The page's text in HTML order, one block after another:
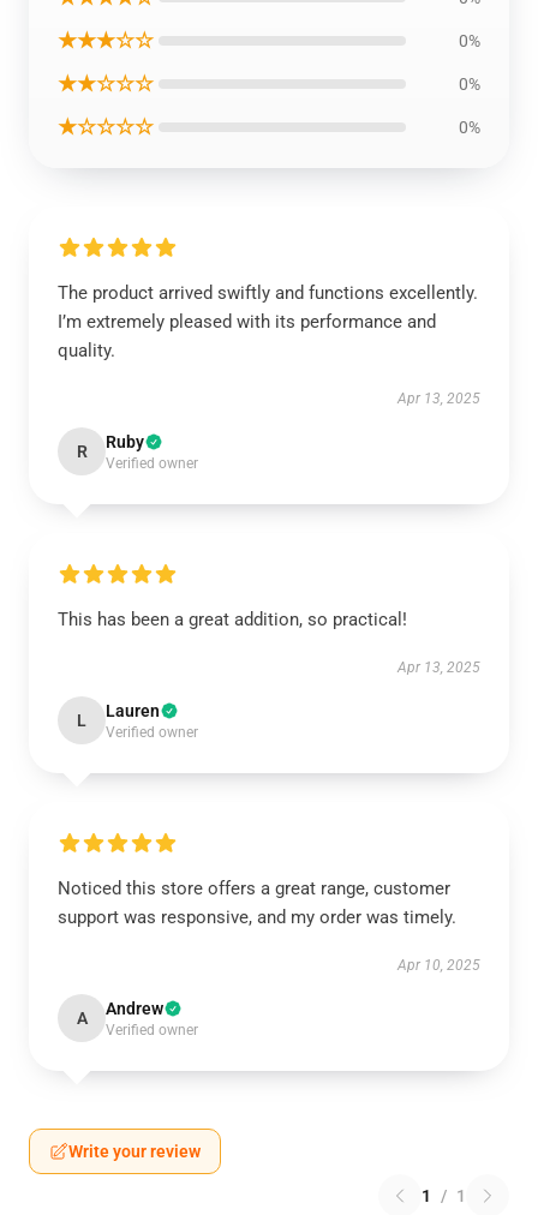
★★★☆☆ 0%
★★☆☆☆ 0%
★☆☆☆☆ 0%
The product arrived swiftly and functions excellently.
I’m extremely pleased with its performance and
quality.
Apr 13, 2025
R Ruby
Verified owner
This has been a great addition, so practical!
Apr 13, 2025
L Lauren
Verified owner
Noticed this store offers a great range, customer
support was responsive, and my order was timely.
Apr 10, 2025
A Andrew
Verified owner
Write your review
1 / 1